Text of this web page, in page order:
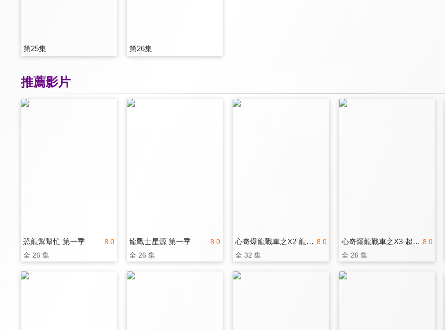
第25集 第26集
推薦影片
8.0
恐龍幫幫忙 第一季
全 26 集
8.0
龍戰士星源 第一季
全 26 集
8.0
心奇爆龍戰車之X2-龍裝戰甲
全 32 集
8.0
心奇爆龍戰車之X3-超鬥爆龍
全 26 集